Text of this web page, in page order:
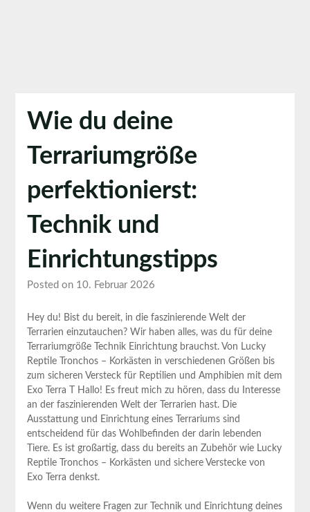
Wie du deine
Terrariumgröße
perfektionierst:
Technik und
Einrichtungstipps
Posted on 10. Februar 2026
Hey du! Bist du bereit, in die faszinierende ​Welt⁣ der
Terrarien⁣ einzutauchen?‌ Wir haben alles, was du für deine
⁣Terrariumgröße Technik Einrichtung brauchst. Von​ Lucky
Reptile Tronchos – ⁢Korkästen in⁤ verschiedenen Größen bis
zum sicheren Versteck für Reptilien und‌ Amphibien ​mit dem
Exo Terra T Hallo!‌ Es freut mich zu hören, dass⁣ du Interesse
an⁢ der faszinierenden Welt der Terrarien hast. Die
Ausstattung und Einrichtung eines Terrariums sind
entscheidend für das Wohlbefinden der⁢ darin lebenden‍
Tiere. ‍Es ist großartig, dass ⁢du bereits an Zubehör wie‌ Lucky⁤
Reptile‍ Tronchos – Korkästen und sichere Verstecke von
Exo Terra denkst.
Wenn⁤ du weitere ​Fragen zur‍ Technik und ⁣Einrichtung deines